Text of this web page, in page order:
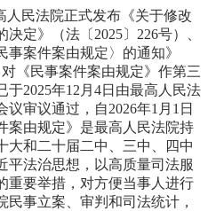
民法院正式发布《关于修改
决定》（法〔2025〕226号）、
事案件案由规定〉的通知》
对《民事案件案由规定》作第三
于2025年12月4日由最高人民法
议审议通过，自2026年1月1日
案由规定》是最高人民法院持
大和二十届二中、三中、四中
平法治思想，以高质量司法服
重要举措，对方便当事人进行
民事立案、审判和司法统计，